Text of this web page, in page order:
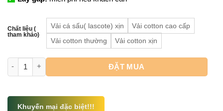
Chất liệu (
tham khảo)
Vải cá sấu( lascote) xịn
Vải cotton cao cấp
Vải cotton thường
Vải cotton xịn
Đồng Phục Nhân Viên Quán Ăn số lượng
ĐẶT MUA
Khuyến mại đặc biệt!!!